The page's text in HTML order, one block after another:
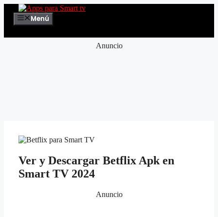
Saltar
contenido
Menú
Anuncio
Ver y Descargar Betflix Apk en
Smart TV 2024
Anuncio